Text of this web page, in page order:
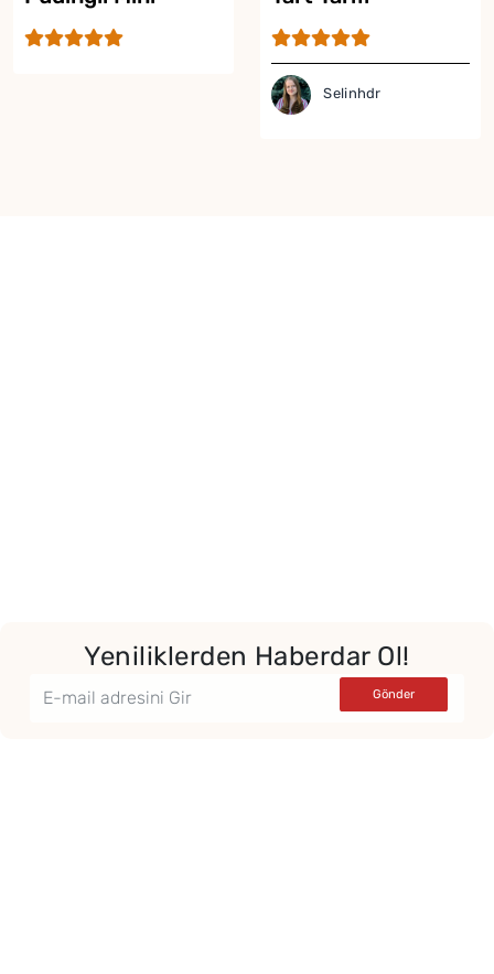
Tartoletler
Selinhdr
Yeniliklerden Haberdar Ol!